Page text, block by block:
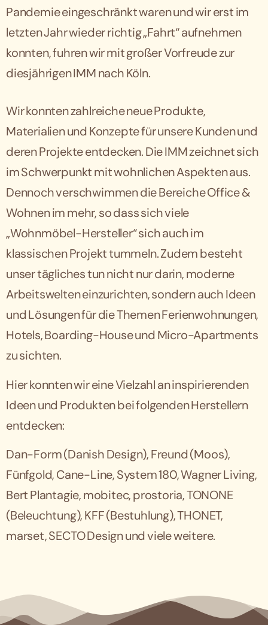
Pandemie eingeschränkt waren und wir erst im
letzten Jahr wieder richtig „Fahrt“ aufnehmen
konnten, fuhren wir mit großer Vorfreude zur
diesjährigen IMM nach Köln.
Wir konnten zahlreiche neue Produkte,
Materialien und Konzepte für unsere Kunden und
deren Projekte entdecken. Die IMM zeichnet sich
im Schwerpunkt mit wohnlichen Aspekten aus.
Dennoch verschwimmen die Bereiche Office &
Wohnen im mehr, so dass sich viele
„Wohnmöbel-Hersteller“ sich auch im
klassischen Projekt tummeln. Zudem besteht
unser tägliches tun nicht nur darin, moderne
Arbeitswelten einzurichten, sondern auch Ideen
und Lösungen für die Themen Ferienwohnungen,
Hotels, Boarding-House und Micro-Apartments
zu sichten.
Hier konnten wir eine Vielzahl an inspirierenden
Ideen und Produkten bei folgenden Herstellern
entdecken:
Dan-Form (Danish Design), Freund (Moos),
Fünfgold, Cane-Line, System 180, Wagner Living,
Bert Plantagie, mobitec, prostoria, TONONE
(Beleuchtung), KFF (Bestuhlung), THONET,
marset, SECTO Design und viele weitere.